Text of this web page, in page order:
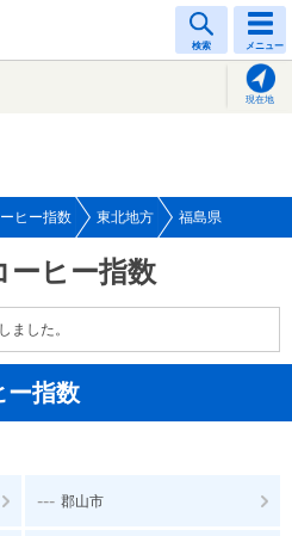
検索 メニュー
現在地
ヒー指数 東北地方 福島県
ーヒー指数
ました。
ー指数
--- 郡山市